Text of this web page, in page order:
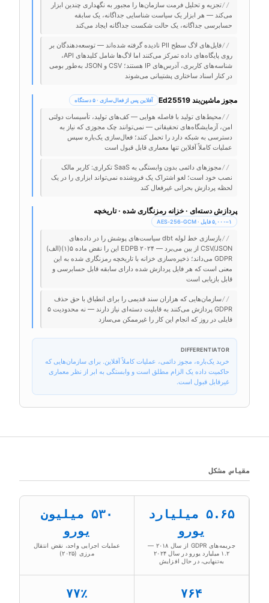
//تجزیه و تحلیل فرمت سازمان‌ها را مجبور به نگهداری چندین ابزار
می‌کند — هر ابزار یک سیاست شناسایی جداگانه، یک سابقه
حسابرسی جداگانه، یک حالت شکست جداگانه ایجاد می‌کند
//
فایل‌های لاگ سطح PII نادیده گرفته شده‌اند — توسعه‌دهندگان بر
روی پایگاه‌های داده تمرکز می‌کنند اما لاگ‌ها شامل کلیدهای API،
شناسه‌های کاربری، آدرس‌های IP هستند؛ CSV و JSON به‌طور بومی
در کنار اسناد ساختاری پشتیبانی می‌شوند
مجوز ماشین‌بند Ed25519 آفلاین پس از فعال‌سازی · ۵ دستگاه
//محیط‌های تولید با فاصله هوایی — کف‌های تولید، تأسیسات دولتی
امن، آزمایشگاه‌های تحقیقاتی — نمی‌توانند چک مجوزی که نیاز به
دسترسی به شبکه دارد را تحمل کنند؛ فعال‌سازی یک‌باره سپس
عملیات کاملاً آفلاین تنها معماری قابل قبول است
//
مجوزهای دائمی بدون وابستگی به SaaS تکراری: کاربر مالک
نصب خود است؛ لغو اشتراک یک فروشنده نمی‌تواند ابزاری را در یک
لحظه پردازش بحرانی غیرفعال کند
پردازش دسته‌ای · خزانه رمزنگاری شده · تاریخچه
۱–۵,۰۰۰ فایل · AES-256-GCM
//
بازسازی خط لوله dbt سیاست‌های پوشش را در داده‌های
CSV/JSON از بین می‌برد — EDPB ۲۰۲۴ این را نقض ماده ۵(۱)(الف)
GDPR می‌داند؛ ذخیره‌سازی خزانه با تاریخچه رمزنگاری شده به این
معنی است که هر فایل پردازش شده دارای سابقه قابل حسابرسی و
قابل بازیابی است
//سازمان‌هایی که هزاران سند قدیمی را برای انطباق با حق حذف
GDPR پردازش می‌کنند به قابلیت دسته‌ای نیاز دارند — نه محدودیت ۵
فایلی در روز که انجام این کار را غیرممکن می‌سازد
DIFFERENTIATOR
خرید یک‌باره، مجوز دائمی، عملیات کاملاً آفلاین. برای سازمان‌هایی که
حاکمیت داده یک الزام مطلق است و وابستگی به ابر از نظر معماری
غیرقابل قبول است.
مقیاس مشکل
۵.۶۵ میلیارد
یورو
جریمه‌های GDPR از سال ۲۰۱۸ —
۱.۲ میلیارد یورو در سال ۲۰۲۴
به‌تنهایی، در حال افزایش
۵۳۰ میلیون
یورو
عملیات اجرایی واحد، نقض انتقال
مرزی (۲۰۲۵)
۷۶۴ ۷۷٪